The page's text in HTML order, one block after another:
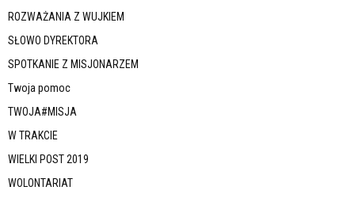
ROZWAŻANIA Z WUJKIEM
SŁOWO DYREKTORA
SPOTKANIE Z MISJONARZEM
Twoja pomoc
TWOJA#MISJA
W TRAKCIE
WIELKI POST 2019
WOLONTARIAT